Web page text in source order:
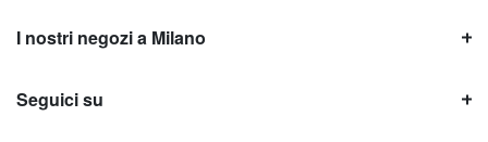
I nostri negozi a Milano
Seguici su